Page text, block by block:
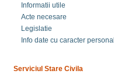
Informatii utile
Acte necesare
Legislatie
Info date cu caracter personal
Serviciul Stare Civila